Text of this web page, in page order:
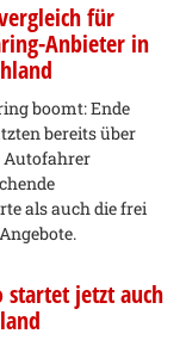
für
Anbieter in
boomt: Ende
bereits über
Autofahrer
als auch die frei
startet jetzt auch